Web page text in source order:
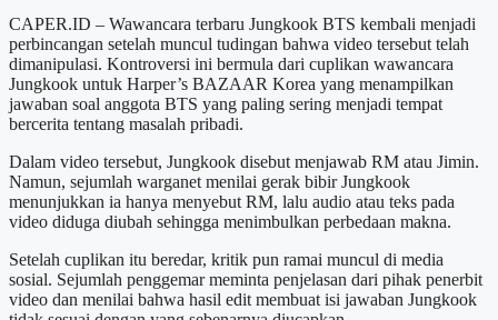
CAPER.ID – Wawancara terbaru Jungkook BTS kembali menjadi
perbincangan setelah muncul tudingan bahwa video tersebut telah
dimanipulasi. Kontroversi ini bermula dari cuplikan wawancara
Jungkook untuk Harper’s BAZAAR Korea yang menampilkan
jawaban soal anggota BTS yang paling sering menjadi tempat
bercerita tentang masalah pribadi.
Dalam video tersebut, Jungkook disebut menjawab RM atau Jimin.
Namun, sejumlah warganet menilai gerak bibir Jungkook
menunjukkan ia hanya menyebut RM, lalu audio atau teks pada
video diduga diubah sehingga menimbulkan perbedaan makna.
Setelah cuplikan itu beredar, kritik pun ramai muncul di media
sosial. Sejumlah penggemar meminta penjelasan dari pihak penerbit
video dan menilai bahwa hasil edit membuat isi jawaban Jungkook